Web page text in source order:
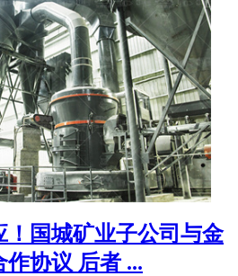
！国城矿业子公司与金
协议 后者 ...